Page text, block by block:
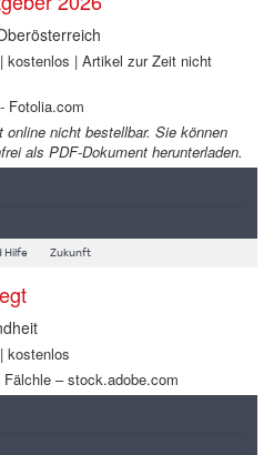
kostenlos | Artikel zur Zeit nicht
Fotolia.com
online nicht bestellbar. Sie können
als PDF-Dokument herunterladen.
Hilfe Zukunft
kostenlos
– stock.adobe.com